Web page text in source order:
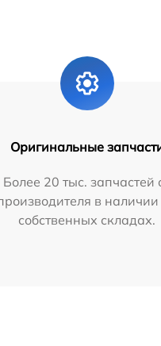
Оригинальные
Более 20 тыс. запчастей
в
собственных складах.